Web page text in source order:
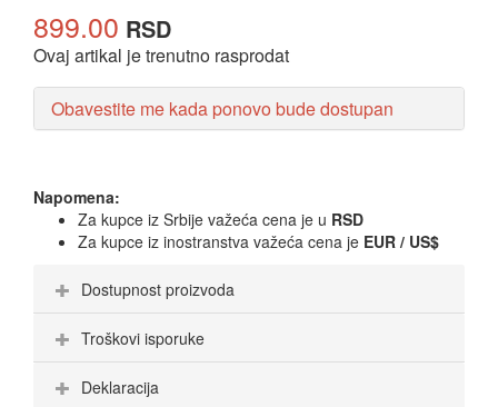
899.00 RSD
Ovaj artikal je trenutno rasprodat
Obavestite me kada ponovo bude dostupan
Napomena:
Za kupce iz Srbije važeća cena je u RSD
Za kupce iz inostranstva važeća cena je EUR / US$
Dostupnost proizvoda
Troškovi isporuke
Deklaracija